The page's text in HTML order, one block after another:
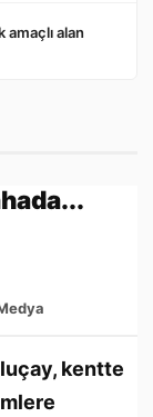
amaçlı alan
kentte